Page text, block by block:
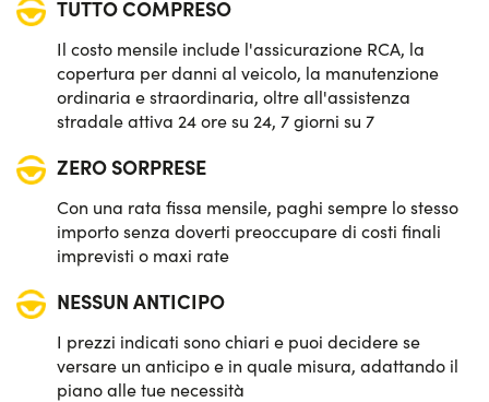
Sensori pioggia
Telecamera posteriore di parcheggio
Vetri posteriori e lunotto oscurati
TUTTO COMPRESO
Il costo mensile include l'assicurazione RCA, la
copertura per danni al veicolo, la manutenzione
ordinaria e straordinaria, oltre all'assistenza
stradale attiva 24 ore su 24, 7 giorni su 7
ZERO SORPRESE
Con una rata fissa mensile, paghi sempre lo stesso
importo senza doverti preoccupare di costi finali
imprevisti o maxi rate
NESSUN ANTICIPO
I prezzi indicati sono chiari e puoi decidere se
versare un anticipo e in quale misura, adattando il
piano alle tue necessità